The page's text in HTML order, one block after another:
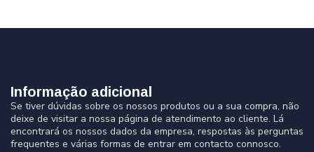
Informação adicional
Se tiver dúvidas sobre os nossos produtos ou a sua compra, não
deixe de visitar a nossa página de atendimento ao cliente. Lá
encontrará os nossos dados da empresa, respostas às perguntas
frequentes e várias formas de entrar em contacto connosco.